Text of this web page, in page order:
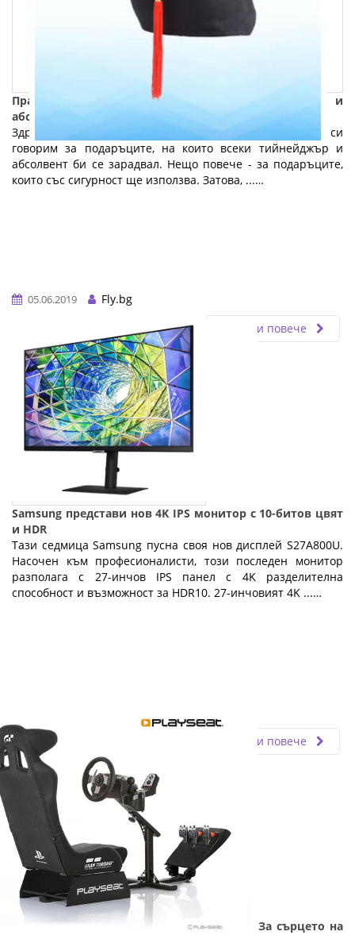
Практични и полезни подаръци за тийнейджъри и
абсолвенти: Част 2
Здравейте и добре дошли отново! Продължаваме да си
говорим за подаръците, на които всеки тийнейджър и
абсолвент би се зарадвал. Нещо повече - за подаръците,
които със сигурност ще използва. Затова, ...…
05.06.2019
Fly.bg
Прочети повече
Samsung представи нов 4K IPS монитор с 10-битов цвят
и HDR
Тази седмица Samsung пусна своя нов дисплей S27A800U.
Насочен към професионалисти, този последен монитор
разполага с 27-инчов IPS панел с 4K разделителна
способност и възможност за HDR10. 27-инчовият 4K ...…
Прочети повече
ТОП 6 гейминг компютри и аксесоари - За сърцето на